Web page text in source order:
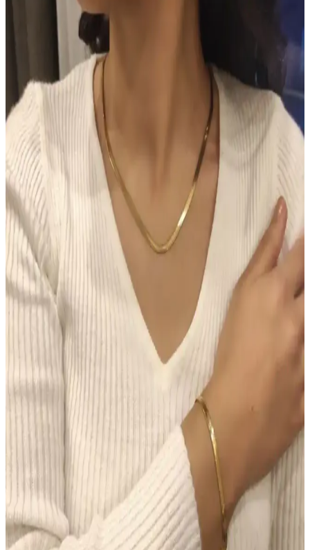
cilde sağlıklı bronzluk kazandırır, hızlı emilir, kolay kullanılır ve
uzun süre kalıcı sonuçlar sağlar.
TUTUYA TEXTIL Hep Trend El Örgüsü Uzun
Renkli Lif Seti Detaylı İnceleme ve Kullanım
Alanları
TUTUYA TEXTIL'in el örgüsü renkli lif seti, estetik ve dayanıklı
yapısıyla çeşitli kullanım alanlarına uygun, yüksek kalite ve müşteri
memnuniyeti sağlayan ürünler sunuyor.
Hormonal Akne Tedavisinde Spironolaktonun
Etkisi ve Kullanıcı Deneyimleri
Spironolakton, hormonal aknede anti-androjenik etkisiyle yağ
bezlerini düzenler. Kullanıcılar iki hafta içinde iyileşme
gözlemlerken, dozaj ve yan etkiler kişiye göre değişmektedir.
Chanel Water Tint: Hafif Kapatıcılıkla Uzun Süre
Kalıcı Doğal Cilt Makyajı
Chanel Water Tint, hafif kapatıcılığı ve doğal parlaklığıyla gün boyu
taze kalan bir cilt makyajı sunar. Ciltte ağırlık yapmadan uzun süre
kalıcı performans sağlar, ancak hassas ciltlerde koku dikkat
Morfose Kahve Renkli Saçlar İçin Kuru Şampuan
İncelemesi ve Kullanım İpuçları
Morfose kahve renkli kuru şampuan, doğal görünüm ve hacim
sağlar, saç derisini temiz tutar, kullanım kolaylığı sunar ve renk
uyumu sağlar. Ancak, yoğun renk ve kalıcılık konusunda dikkatli
Makyajda Doğru Ürün Seçimi ve Uygulama
Teknikleri ile Kalıcı ve Doğal Görünüm Sağlama
Makyajda doğru ürün seçimi ve uygulama teknikleri, doğal ve kalıcı
bir görünüm için kritik öneme sahiptir. Tonlu nemlendiriciden suya
dayanıklı göz kalemine kadar ürünlerin işlevleri ve kullanımı
detaylıca ele alınmıştır.